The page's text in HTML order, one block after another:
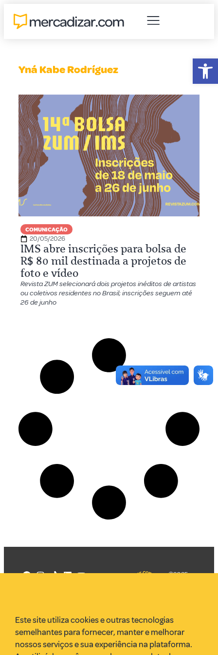
Yná Kabe Rodríguez
COMUNICAÇÃO
20/05/2026
IMS abre inscrições para bolsa de
R$ 80 mil destinada a projetos de
foto e vídeo
Revista ZUM selecionará dois projetos inéditos de artistas
ou coletivos residentes no Brasil; inscrições seguem até
26 de junho
VR Assessoria
Parcerias
Envie uma pauta
©2025
Este site utiliza cookies e outras tecnologias
semelhantes para fornecer, manter e melhorar
nossos serviços e sua experiência na plataforma.